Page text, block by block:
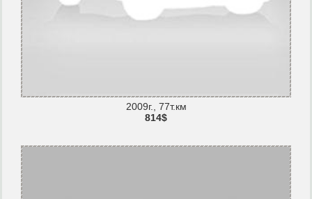
2009г., 77т.км
814$